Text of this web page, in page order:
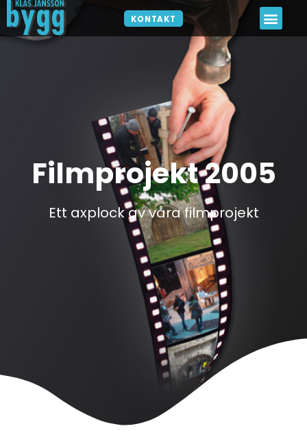
KONTAKT
Filmprojekt 2005
Ett axplock av våra filmprojekt